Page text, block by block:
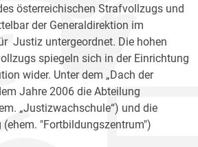
österreichischen Strafvollzugs und
der Generaldirektion im
Justiz untergeordnet. Die hohen
spiegeln sich in der Einrichtung
wider. Unter dem „Dach der
Jahre 2006 die Abteilung
„Justizwachschule“) und die
"Fortbildungszentrum")